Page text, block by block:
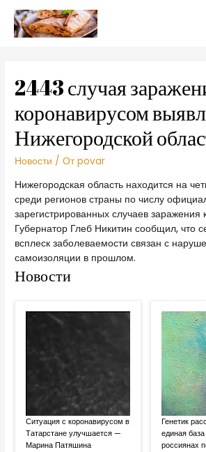
2443 случая
коронавирусом
Нижегородской
Новости / От povar
Нижегородская область находится на
среди регионов страны по числу
зарегистрированных случаев заражения
Губернатор Глеб Никитин сообщил, что
всплеск заболеваемости связан с
самоизоляции в прошлом.
Новости
Ситуация с коронавирусом в
Татарстане улучшается —
Марина Патяшина
Генетик
единая
россиянах